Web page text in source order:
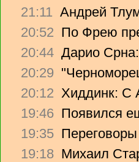
21:11 Андрей
20:52 По Фрею
20:44 Дарио
20:29
20:12 Хиддинк: С
19:46 Появился
19:35
19:18 Михаил